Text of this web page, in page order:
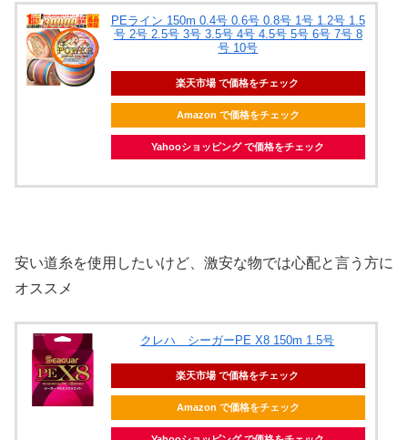
PEライン 150m 0.4号 0.6号 0.8号 1号 1.2号 1.5
号 2号 2.5号 3号 3.5号 4号 4.5号 5号 6号 7号 8
号 10号
楽天市場 で価格をチェック
Amazon で価格をチェック
Yahooショッピング で価格をチェック
安い道糸を使用したいけど、激安な物では心配と言う方に
オススメ
クレハ シーガーPE X8 150m 1.5号
楽天市場 で価格をチェック
Amazon で価格をチェック